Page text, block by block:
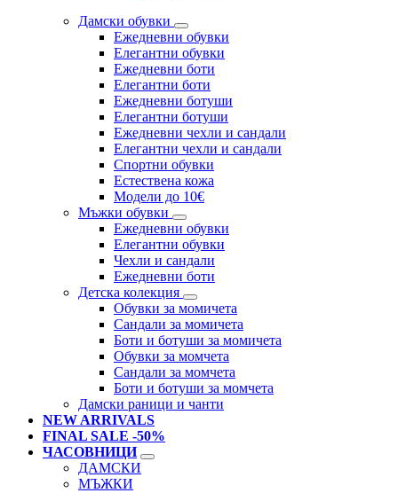
Дамски обувки
Eжедневни обувки
Eлегантни обувки
Eжедневни боти
Eлегантни боти
Eжедневни ботуши
Eлегантни ботуши
Ежедневни чехли и сандали
Елегантни чехли и сандали
Спортни обувки
Естествена кожа
Модели до 10€
Мъжки обувки
Ежедневни обувки
Елегантни обувки
Чехли и сандали
Ежедневни боти
Детска колекция
Обувки за момичета
Сандали за момичета
Боти и ботуши за момичета
Обувки за момчета
Сандали за момчета
Боти и ботуши за момчета
Дамски раници и чанти
NEW ARRIVALS
FINAL SALE -50%
ЧАСОВНИЦИ
ДАМСКИ
МЪЖКИ